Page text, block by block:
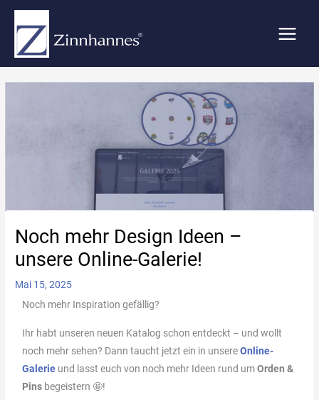
Zum
Inhalt
springen
Noch mehr Design Ideen –
unsere Online-Galerie!
Mai 15, 2025
Noch mehr Inspiration gefällig?
Ihr habt unseren neuen Katalog schon entdeckt – und wollt
noch mehr sehen? Dann taucht jetzt ein in unsereOnline-
Galerie und lasst euch von noch mehr Ideen rund umOrden &
Pins begeistern 🤩!